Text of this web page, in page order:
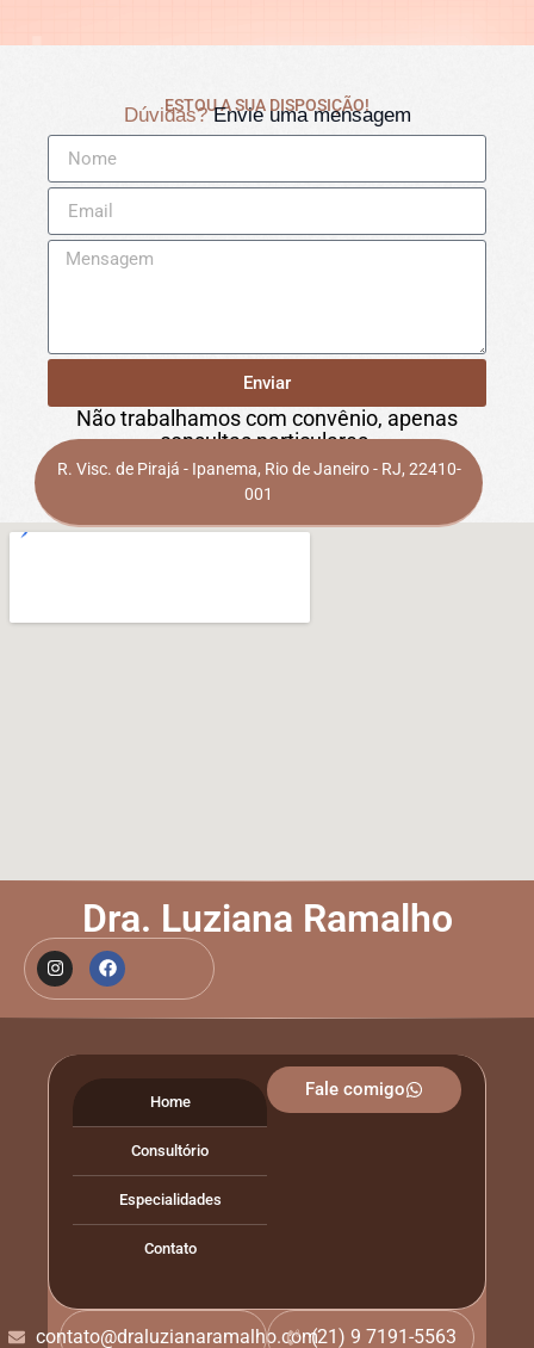
ESTOU A SUA DISPOSIÇÃO!
Dúvidas?Envie uma mensagem
Enviar
Não trabalhamos com convênio, apenas
consultas particulares.
R. Visc. de Pirajá - Ipanema, Rio de Janeiro - RJ, 22410-
001
Dra. Luziana Ramalho
Home
Consultório
Especialidades
Contato
Fale comigo
contato@draluzianaramalho.com(21) 9 7191-5563